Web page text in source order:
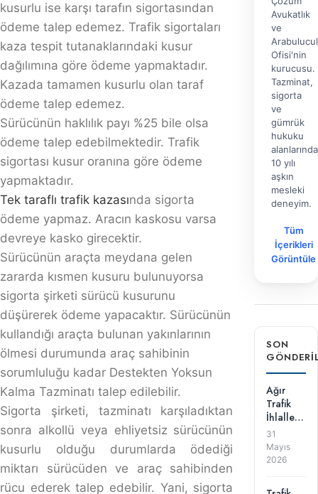
ödeme yapmaktadır.
Tek taraflı trafik kazasında sigorta ödeme yapmaz.
Aracın kaskosu varsa devreye kasko girecektir.
Sürücünün araçta meydana gelen zararda kısmen
kusuru bulunuyorsa sigorta şirketi sürücü kusurunu
düşürerek ödeme yapacaktır. Sürücünün kullandığı
araçta bulunan yakınlarının ölmesi durumunda araç
sahibinin sorumluluğu kadar Destekten Yoksun Kalma
Tazminatı talep edilebilir.
Sigorta şirketi, tazminatı karşıladıktan sonra alkollü
veya ehliyetsiz sürücünün kusurlu olduğu durumlarda
ödediği miktarı sürücüden ve araç sahibinden rücu
ederek talep edebilir. Yani, sigorta ödeme yapar ancak
daha sonra ilgili kişilere geri ödeme davası açabilir.